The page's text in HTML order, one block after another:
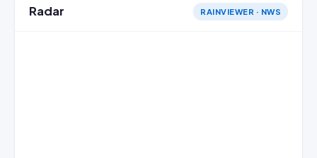
Radar RAINVIEWER · NWS